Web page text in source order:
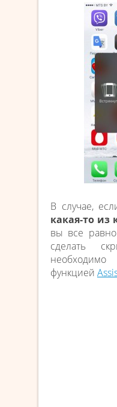
В случае,
какая-то из
вы все
сделать
функцией